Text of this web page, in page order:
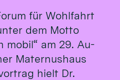
für Wohl­fahrt
dem Mot­to
mo­bil“ am 29. Au­
Ma­ternus­haus
hielt Dr.